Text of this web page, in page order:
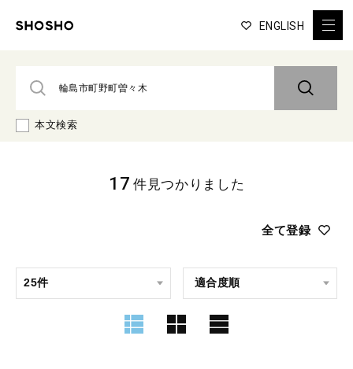
ENGLISH
本文検索
全て登録
17 件見つかりました